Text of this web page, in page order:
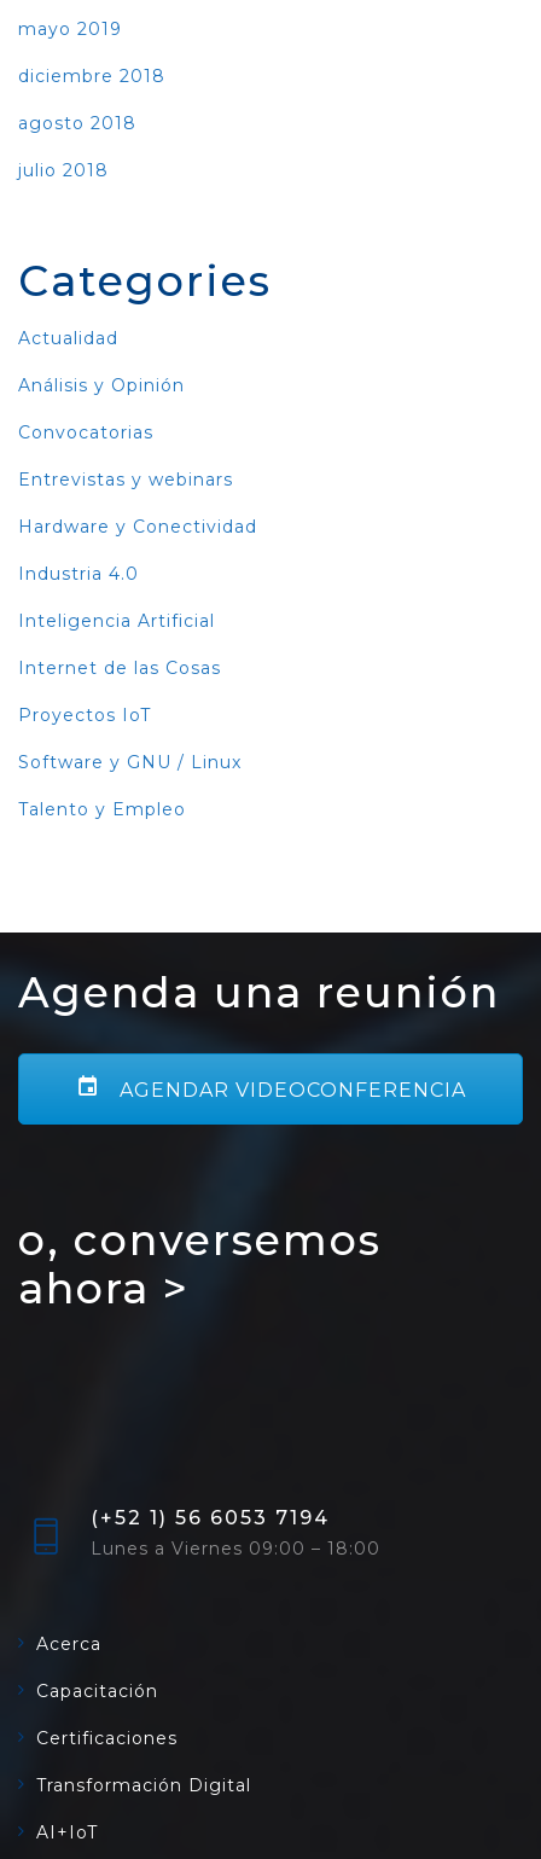
mayo 2019
diciembre 2018
agosto 2018
julio 2018
Categories
Actualidad
Análisis y Opinión
Convocatorias
Entrevistas y webinars
Hardware y Conectividad
Industria 4.0
Inteligencia Artificial
Internet de las Cosas
Proyectos IoT
Software y GNU / Linux
Talento y Empleo
Agenda una reunión
AGENDAR VIDEOCONFERENCIA
o, conversemos
ahora >
(+52 1) 56 6053 7194
Lunes a Viernes 09:00 – 18:00
Acerca
Capacitación
Certificaciones
Transformación Digital
AI+IoT